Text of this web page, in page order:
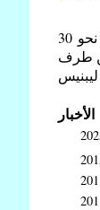
بنتيس هي قرية قرب بلدة سفيتلا ناد سزافو. في منطقة فيسوشينا في الجمهورية التشيكية. و هناك نحو 30
إدارة القرية من طرف
الأخبار